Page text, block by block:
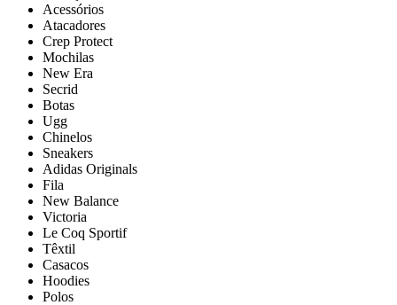
Acessórios
Atacadores
Crep Protect
Mochilas
New Era
Secrid
Botas
Ugg
Chinelos
Sneakers
Adidas Originals
Fila
New Balance
Victoria
Le Coq Sportif
Têxtil
Casacos
Hoodies
Polos